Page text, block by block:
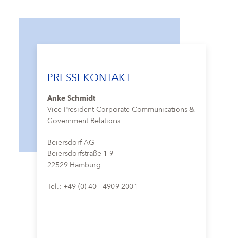
PRESSEKONTAKT
Anke Schmidt
Vice President Corporate Communications &
Government Relations
Beiersdorf AG
Beiersdorfstraße 1-9
22529 Hamburg
Tel.: +49 (0) 40 - 4909 2001